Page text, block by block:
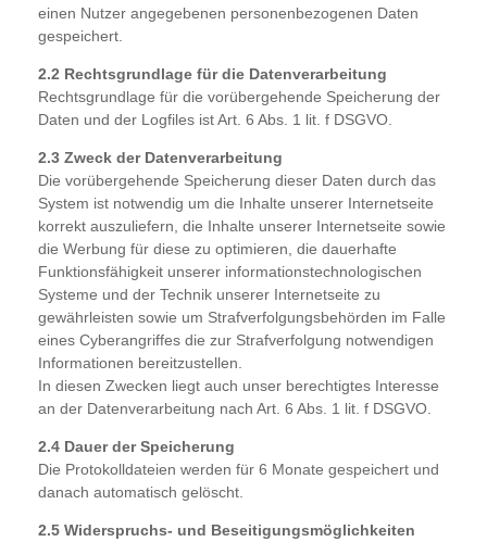
einen Nutzer angegebenen personenbezogenen Daten
gespeichert.
2.2 Rechtsgrundlage für die Datenverarbeitung
Rechtsgrundlage für die vorübergehende Speicherung der
Daten und der Logfiles ist Art. 6 Abs. 1 lit. f DSGVO.
2.3 Zweck der Datenverarbeitung
Die vorübergehende Speicherung dieser Daten durch das
System ist notwendig um die Inhalte unserer Internetseite
korrekt auszuliefern, die Inhalte unserer Internetseite sowie
die Werbung für diese zu optimieren, die dauerhafte
Funktionsfähigkeit unserer informationstechnologischen
Systeme und der Technik unserer Internetseite zu
gewährleisten sowie um Strafverfolgungsbehörden im Falle
eines Cyberangriffes die zur Strafverfolgung notwendigen
Informationen bereitzustellen.
In diesen Zwecken liegt auch unser berechtigtes Interesse
an der Datenverarbeitung nach Art. 6 Abs. 1 lit. f DSGVO.
2.4 Dauer der Speicherung
Die Protokolldateien werden für 6 Monate gespeichert und
danach automatisch gelöscht.
2.5 Widerspruchs- und Beseitigungsmöglichkeiten